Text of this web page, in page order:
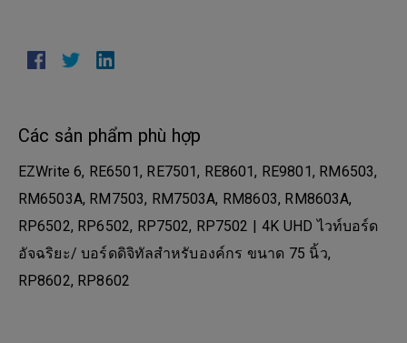
Các sản phẩm phù hợp
EZWrite 6, RE6501, RE7501, RE8601, RE9801, RM6503,
RM6503A, RM7503, RM7503A, RM8603, RM8603A,
RP6502, RP6502, RP7502, RP7502 | 4K UHD ไวท์บอร์ด
อัจฉริยะ/ บอร์ดดิจิทัลสำหรับองค์กร ขนาด 75 นิ้ว,
RP8602, RP8602